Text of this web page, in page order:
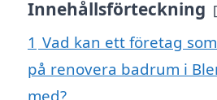
Innehållsförteckning
1 Vad kan ett företag
på renovera badrum i
med?